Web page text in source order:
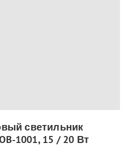
светильник
1001, 15 / 20 Вт